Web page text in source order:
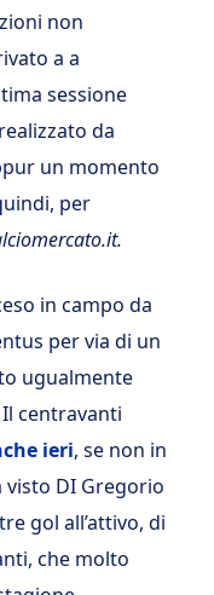
non
a a
sessione
da
un momento
per
in campo da
per via di un
ugualmente
centravanti
ieri, se non in
visto DI Gregorio
gol all’attivo, di
che molto